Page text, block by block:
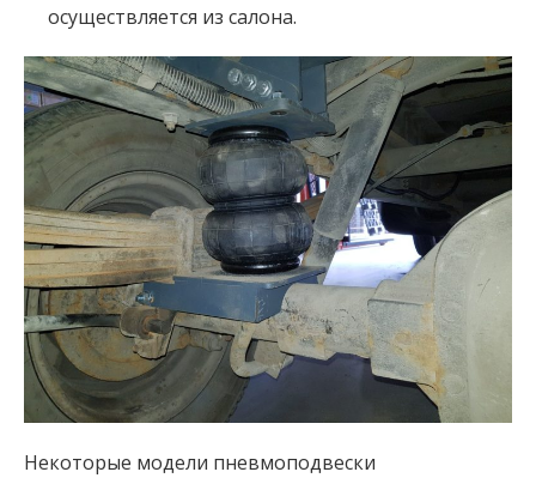
осуществляется из салона.
Некоторые модели пневмоподвески